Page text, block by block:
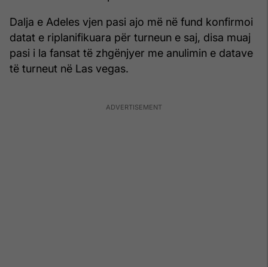
Dalja e Adeles vjen pasi ajo më në fund konfirmoi
datat e riplanifikuara për turneun e saj, disa muaj
pasi i la fansat të zhgënjyer me anulimin e datave
të turneut në Las vegas.